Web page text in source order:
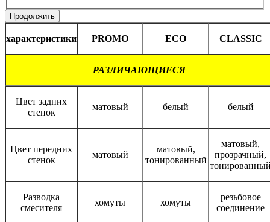
Продолжить
характеристики PROMO ECO CLASSIC
РАЗЛИЧАЮЩИЕСЯ
Цвет задних
стенок
матовый белый белый
Цвет передних
стенок
матовый
матовый,
тонированный
матовый,
прозрачный,
Разводка
смесителя
хомуты хомуты
резьбовое
соединение